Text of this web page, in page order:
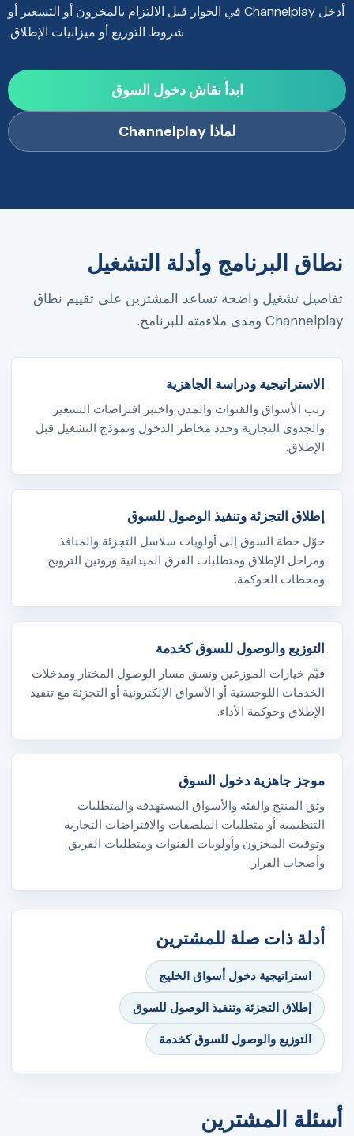
أدخل Channelplay في الحوار قبل الالتزام بالمخزون أو التسعير أو
شروط التوزيع أو ميزانيات الإطلاق.
ابدأ نقاش دخول السوق
لماذا Channelplay
نطاق البرنامج وأدلة التشغيل
تفاصيل تشغيل واضحة تساعد المشترين على تقييم نطاق
Channelplay ومدى ملاءمته للبرنامج.
الاستراتيجية ودراسة الجاهزية
رتب الأسواق والقنوات والمدن واختبر افتراضات التسعير
والجدوى التجارية وحدد مخاطر الدخول ونموذج التشغيل قبل
الإطلاق.
إطلاق التجزئة وتنفيذ الوصول للسوق
حوّل خطة السوق إلى أولويات سلاسل التجزئة والمنافذ
ومراحل الإطلاق ومتطلبات الفرق الميدانية وروتين الترويج
ومحطات الحوكمة.
التوزيع والوصول للسوق كخدمة
قيّم خيارات الموزعين ونسق مسار الوصول المختار ومدخلات
الخدمات اللوجستية أو الأسواق الإلكترونية أو التجزئة مع تنفيذ
الإطلاق وحوكمة الأداء.
موجز جاهزية دخول السوق
وثق المنتج والفئة والأسواق المستهدفة والمتطلبات
التنظيمية أو متطلبات الملصقات والافتراضات التجارية
وتوقيت المخزون وأولويات القنوات ومتطلبات الفريق
وأصحاب القرار.
أدلة ذات صلة للمشترين
استراتيجية دخول أسواق الخليج
إطلاق التجزئة وتنفيذ الوصول للسوق
التوزيع والوصول للسوق كخدمة
أسئلة المشترين